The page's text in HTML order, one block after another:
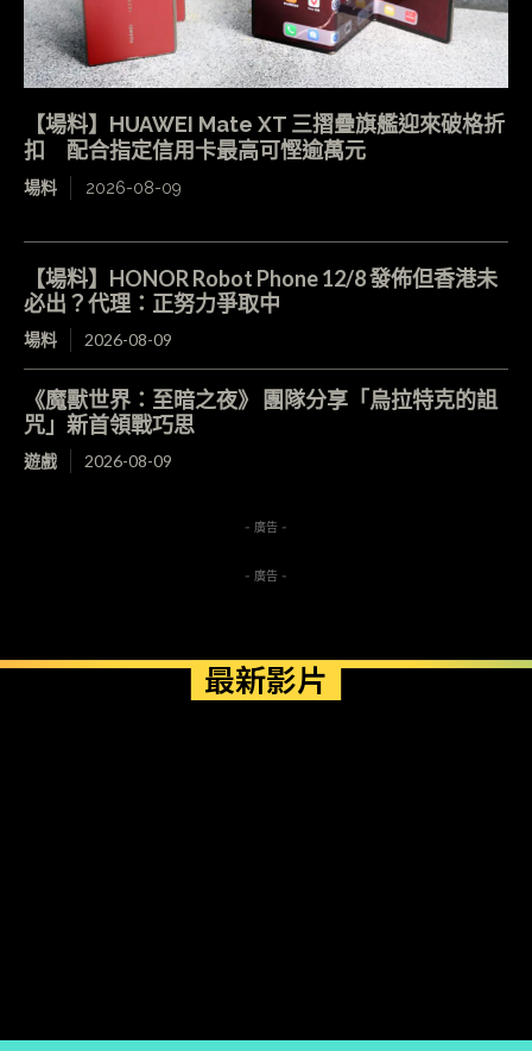
【場料】HUAWEI Mate XT 三摺疊旗艦迎來破格折
扣 配合指定信用卡最高可慳逾萬元
場料 2026-08-09
【場料】HONOR Robot Phone 12/8 發佈但香港未
必出？代理：正努力爭取中
場料 2026-08-09
《魔獸世界：至暗之夜》 團隊分享「烏拉特克的詛
咒」新首領戰巧思
遊戲 2026-08-09
- 廣告 -
- 廣告 -
最新影片